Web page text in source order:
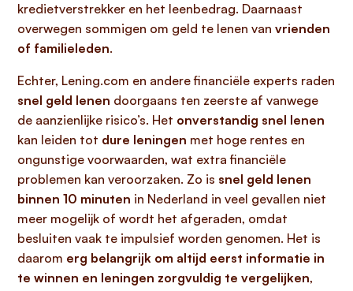
kredietverstrekker en het leenbedrag. Daarnaast
overwegen sommigen om geld te lenen van vrienden
of familieleden.
Echter, Lening.com en andere financiële experts raden
snel geld lenen doorgaans ten zeerste af vanwege
de aanzienlijke risico’s. Het onverstandig snel lenen
kan leiden tot dure leningen met hoge rentes en
ongunstige voorwaarden, wat extra financiële
problemen kan veroorzaken. Zo is snel geld lenen
binnen 10 minuten in Nederland in veel gevallen niet
meer mogelijk of wordt het afgeraden, omdat
besluiten vaak te impulsief worden genomen. Het is
daarom erg belangrijk om altijd eerst informatie in
te winnen en leningen zorgvuldig te vergelijken,